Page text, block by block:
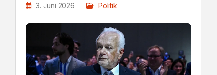
3. Juni 2026 Politik